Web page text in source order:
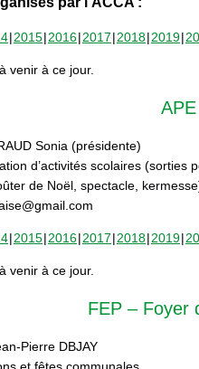
2015 2016 2017 2018 2019
venir à ce jour.
Sonia (présidente)
d’activités scolaires
de Noël, spectacle,
2015 2016 2017 2018 2019
venir à ce jour.
FEP – Foyer
Pierre DBJAY